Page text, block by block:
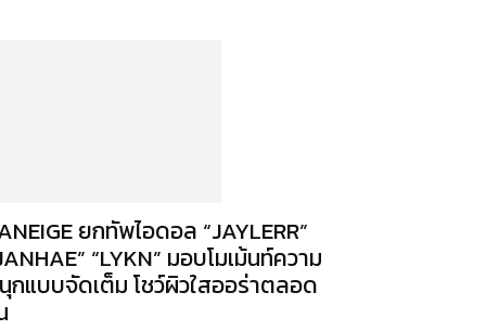
ยกทัพไอดอล “JAYLERR”
“LYKN” มอบโมเม้นท์ความ
กแบบจัดเต็ม โชว์ผิวใสออร่าตลอด